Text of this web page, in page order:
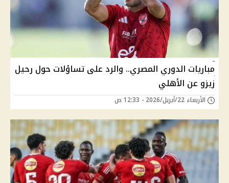
مباريات الدوري المصري.. والرد على تساؤلات حول رحيل
زيزو عن الأهلي
الأربعاء 22/أبريل/2026 - 12:33 ص